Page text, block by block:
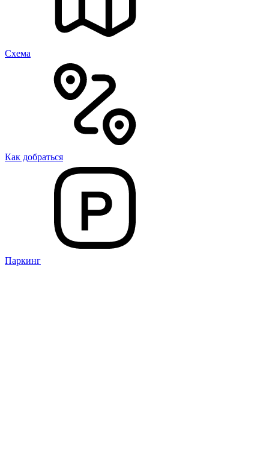
Cхема
Как добраться
Паркинг